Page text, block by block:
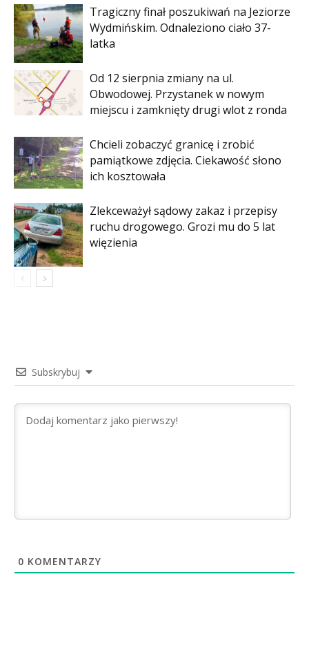
Tragiczny finał poszukiwań na Jeziorze
Wydmińskim. Odnaleziono ciało 37-
latka
Od 12 sierpnia zmiany na ul.
Obwodowej. Przystanek w nowym
miejscu i zamknięty drugi wlot z ronda
Chcieli zobaczyć granicę i zrobić
pamiątkowe zdjęcia. Ciekawość słono
ich kosztowała
Zlekceważył sądowy zakaz i przepisy
ruchu drogowego. Grozi mu do 5 lat
więzienia
Subskrybuj
0 KOMENTARZY